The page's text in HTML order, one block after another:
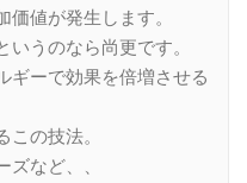
値が発生します。
うのなら尚更です。
ギーで効果を倍増させる
の技法。
など、、